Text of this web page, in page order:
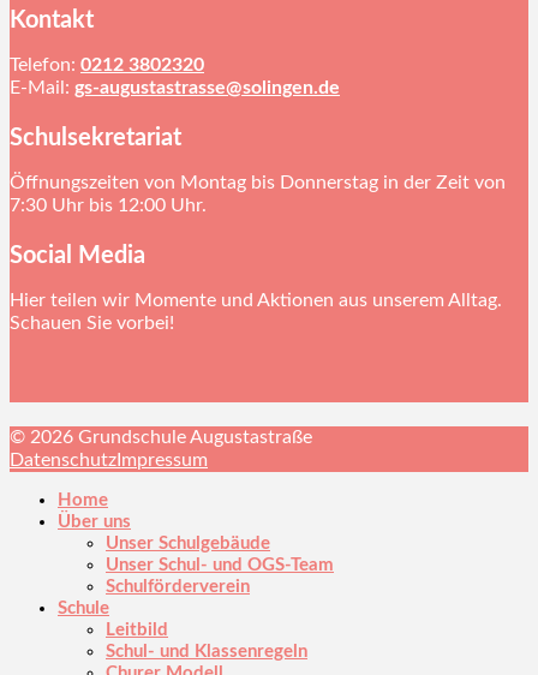
Kontakt
Telefon: 0212 3802320
E-Mail: gs-augustastrasse@solingen.de
Schulsekretariat
Öffnungszeiten von Montag bis Donnerstag in der Zeit von
7:30 Uhr bis 12:00 Uhr.
Social Media
Hier teilen wir Momente und Aktionen aus unserem Alltag.
Schauen Sie vorbei!
© 2026 Grundschule Augustastraße
Datenschutz Impressum
Home
Über uns
Unser Schulgebäude
Unser Schul- und OGS-Team
Schulförderverein
Schule
Leitbild
Schul- und Klassenregeln